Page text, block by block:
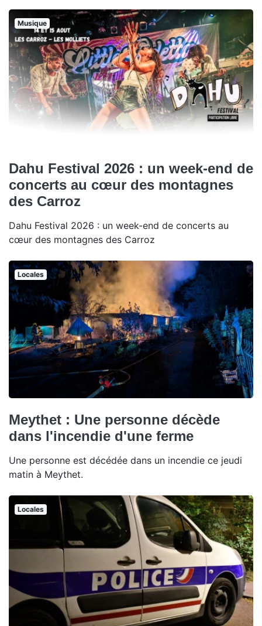
Musique
Dahu Festival 2026 : un week-end de
concerts au cœur des montagnes
des Carroz
Dahu Festival 2026 : un week-end de concerts au
cœur des montagnes des Carroz
Locales
Meythet : Une personne décède
dans l'incendie d'une ferme
Une personne est décédée dans un incendie ce jeudi
matin à Meythet.
Locales